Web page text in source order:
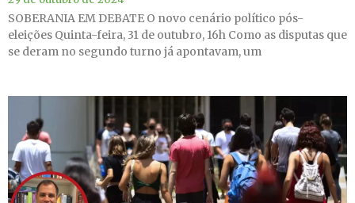
SOBERANIA EM DEBATE O novo cenário político pós-
eleições Quinta-feira, 31 de outubro, 16h Como as disputas que
se deram no segundo turno já apontavam, um